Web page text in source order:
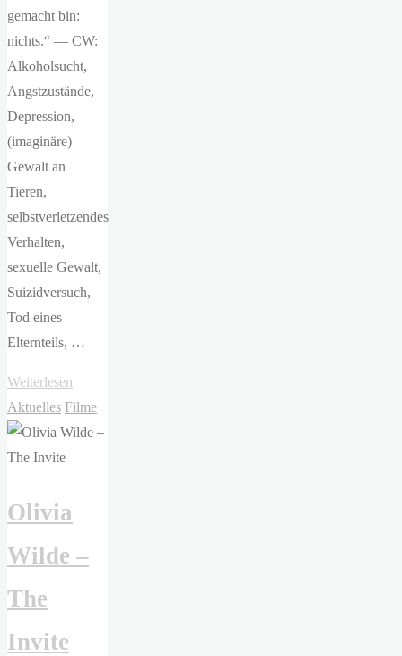
gemacht bin:
nichts.“ — CW:
Alkoholsucht,
Angstzustände,
Depression,
(imaginäre)
Gewalt an
Tieren,
selbstverletzendes
Verhalten,
sexuelle Gewalt,
Suizidversuch,
Tod eines
Elternteils, …
Weiterlesen
van
de
Party"
Aktuelles Filme
Olivia
Wilde –
The
Invite